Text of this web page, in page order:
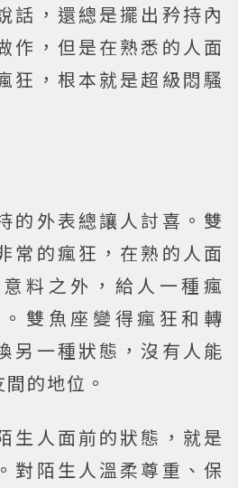
話，還總是擺出矜持內
作，但是在熟悉的人面
狂，根本就是超級悶騷
的外表總讓人討喜。雙
常的瘋狂，在熟的人面
料之外，給人一種瘋
雙魚座變得瘋狂和轉
另一種狀態，沒有人能
的地位。
生人面前的狀態，就是
對陌生人溫柔尊重、保